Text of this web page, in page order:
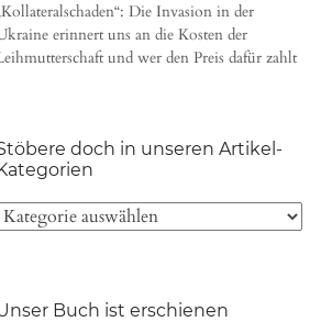
Die Invasion in der
erinnert uns an die Kosten der
und wer den Preis dafür zahlt
doch in unseren Artikel-
Buch ist erschienen